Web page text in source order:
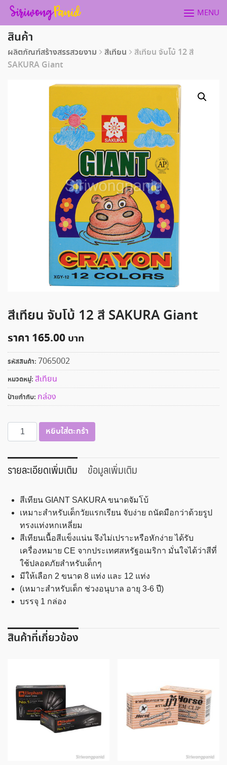
Skip
content
MENU
สินค้า
ผลิตภัณฑ์สร้างสรรสวยงาม สีเทียน
สีเทียน จับโบ้ 12 สี
SAKURA Giant
สีเทียน จับโบ้ 12 สี SAKURA Giant
ราคา 165.00
รหัสสินค้า: 7065002
หมวดหมู่: สีเทียน
ป้ายกำกับ: กล่อง
จำนวน
สี
จับ
โบ้
SAKURA
Giant
ชิ้น
หยิบใส่ตะกร้า
รายละเอียดเพิ่มเติม ข้อมูลเพิ่มเติม
สีเทียน GIANT SAKURA ขนาดจัมโบ้
เหมาะสำหรับเด็กวัยแรกเรียน จับง่าย ถนัดมือกว่าด้วยรูป
ทรงแท่งหกเหลี่ยม
สีเทียนเนื้อสีแข็งแน่น จึงไม่เปราะหรือหักง่าย ได้รับ
เครื่องหมาย CE จากประเทศสหรัฐอเมริกา มั่นใจได้ว่าสีที่
ใช้ปลอดภัยสำหรับเด็กๆ
มีให้เลือก 2 ขนาด 8 แท่ง และ 12 แท่ง
(เหมาะสำหรับเด็ก ช่วงอนุบาล อายุ 3-6 ปี)
บรรจุ 1 กล่อง
สินค้าที่เกี่ยวข้อง